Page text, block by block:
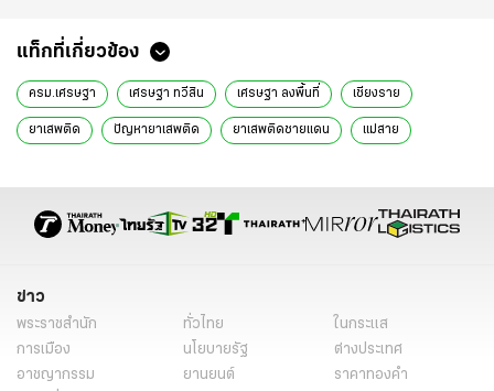
แท็กที่เกี่ยวข้อง
ครม.เศรษฐา เศรษฐา ทวีสิน เศรษฐา ลงพื้นที่ เชียงราย
ยาเสพติด ปัญหายาเสพติด ยาเสพติดชายแดน แม่สาย
คณะรัฐมนตรี ข่าวการเมือง
ข่าว
พระราชสำนัก ทั่วไทย
ในกระแส
การเมือง
นโยบายรัฐ
ต่างประเทศ
อาชญากรรม
ยานยนต์
ราคาทองคำ